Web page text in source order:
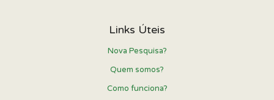
Links Úteis
Nova Pesquisa?
Quem somos?
Como funciona?